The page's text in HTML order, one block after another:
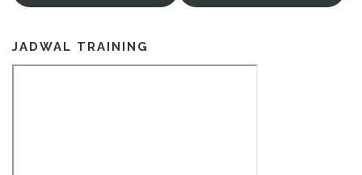
JADWAL TRAINING